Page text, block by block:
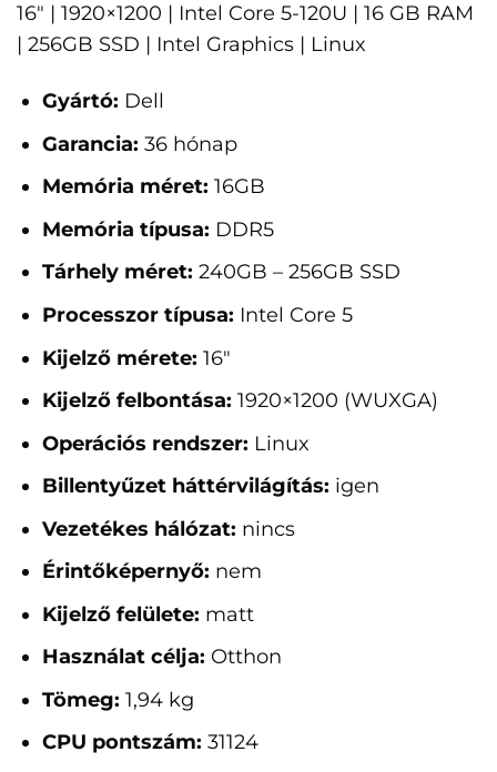
16" | 1920×1200 | Intel Core 5-120U | 16 GB RAM
| 256GB SSD | Intel Graphics | Linux
Gyártó: Dell
Garancia: 36 hónap
Memória méret: 16GB
Memória típusa: DDR5
Tárhely méret: 240GB – 256GB SSD
Processzor típusa: Intel Core 5
Kijelző mérete: 16"
Kijelző felbontása: 1920×1200 (WUXGA)
Operációs rendszer: Linux
Billentyűzet háttérvilágítás: igen
Vezetékes hálózat: nincs
Érintőképernyő: nem
Kijelző felülete: matt
Használat célja: Otthon
Tömeg: 1,94 kg
CPU pontszám: 31124